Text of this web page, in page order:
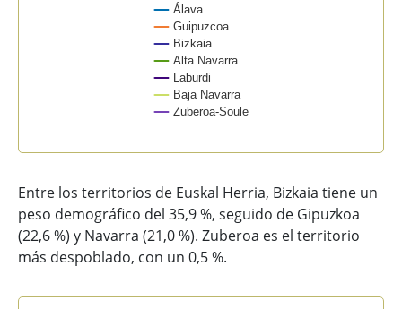
Álava
Guipuzcoa
Bizkaia
Alta Navarra
Laburdi
Baja Navarra
Zuberoa-Soule
Entre los territorios de Euskal Herria, Bizkaia tiene un
peso demográfico del 35,9 %, seguido de Gipuzkoa
(22,6 %) y Navarra (21,0 %). Zuberoa es el territorio
más despoblado, con un 0,5 %.